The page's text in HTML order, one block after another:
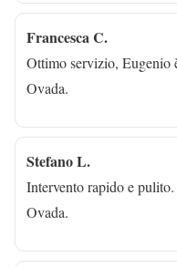
Francesca C.
Ottimo servizio, Eugenio
Ovada.
Stefano L.
Intervento rapido e
Ovada.